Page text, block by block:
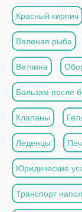
Красный кирпич
Вяленая рыба
Ветчина
Бальзам после
Клапаны
Леденцы
Юридические
Транспорт